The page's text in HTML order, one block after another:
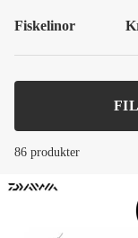
Fiskelinor
86 produkter